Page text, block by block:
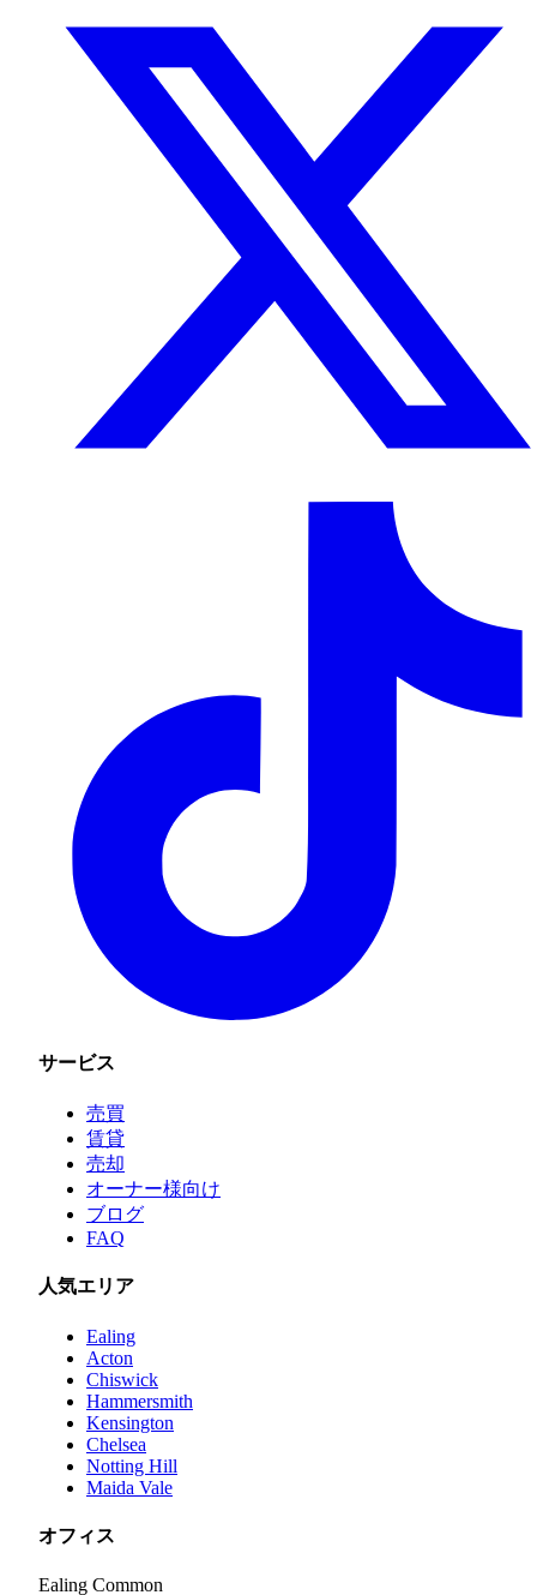
サービス
売買
賃貸
売却
オーナー様向け
ブログ
FAQ
人気エリア
Ealing
Acton
Chiswick
Hammersmith
Kensington
Chelsea
Notting Hill
Maida Vale
オフィス
Ealing Common